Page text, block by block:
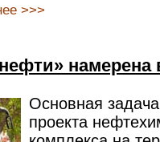
>>>
намерена
Основная
проекта